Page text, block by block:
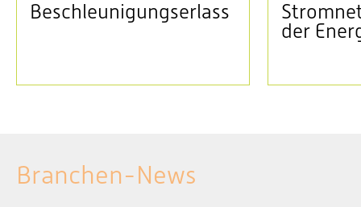
Beschleunigungserlass
der
Branchen-News